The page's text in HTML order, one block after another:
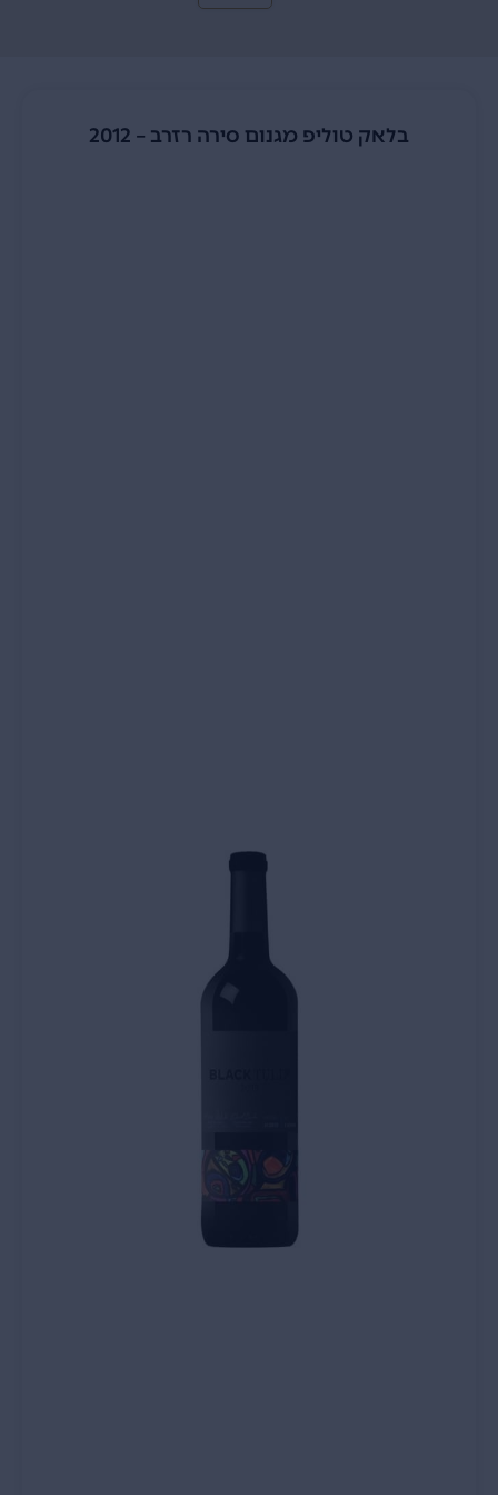
בלאק טוליפ מגנום סירה רזרב – 2012